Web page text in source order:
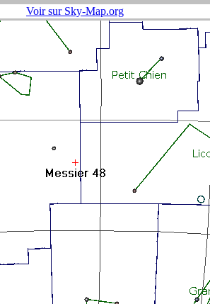
Voir sur Sky-Map.org